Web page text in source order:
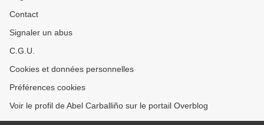
Contact
Signaler un abus
C.G.U.
Cookies et données personnelles
Préférences cookies
Voir le profil de Abel Carballiño sur le portail Overblog